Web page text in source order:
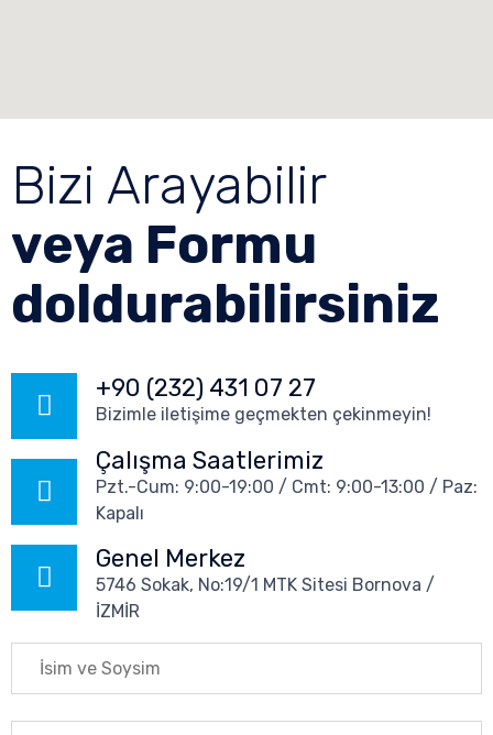
Bizi Arayabilir
veya Formu
doldurabilirsiniz
+90 (232) 431 07 27
Bizimle iletişime geçmekten çekinmeyin!
Çalışma Saatlerimiz
Pzt.-Cum: 9:00-19:00 / Cmt: 9:00-13:00 / Paz:
Kapalı
Genel Merkez
5746 Sokak, No:19/1 MTK Sitesi Bornova /
İZMİR